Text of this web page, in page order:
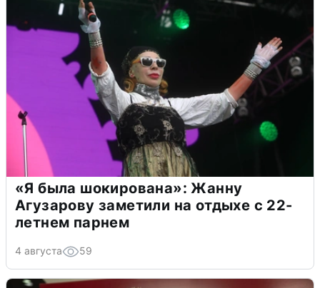
«Я была шокирована»: Жанну
Агузарову заметили на отдыхе с 22-
летнем парнем
4 августа 59